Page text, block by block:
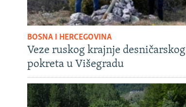
BOSNA I HERCEGOVINA
Veze ruskog krajnje desničarskog
pokreta u Višegradu